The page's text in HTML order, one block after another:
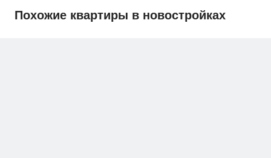
Похожие квартиры в новостройках